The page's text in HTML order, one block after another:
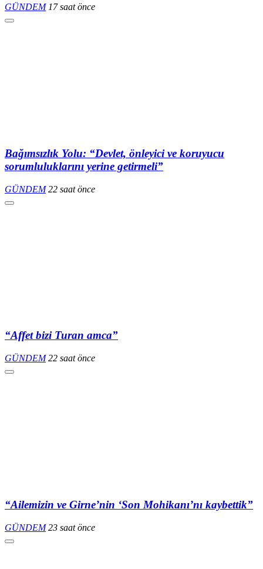
GÜNDEM 17 saat önce
Bağımsızlık Yolu: “Devlet, önleyici ve koruyucu
sorumluluklarını yerine getirmeli”
GÜNDEM 22 saat önce
“Affet bizi Turan amca”
GÜNDEM 22 saat önce
“Ailemizin ve Girne’nin ‘Son Mohikanı’nı kaybettik”
GÜNDEM 23 saat önce